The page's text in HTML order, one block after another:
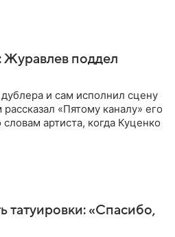
Журавлев поддел
и сам исполнил сцену
«Пятому каналу» его
артиста, когда Куценко
татуировки: «Спасибо,